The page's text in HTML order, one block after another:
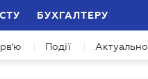
БУХГАЛТЕРУ
Події Актуально